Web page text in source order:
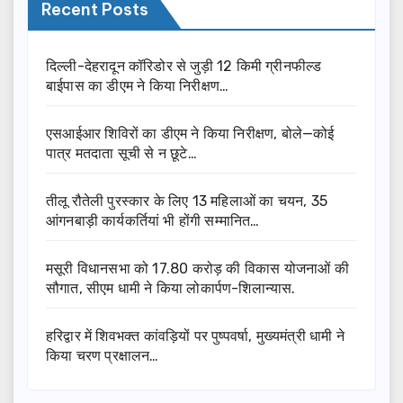
Recent Posts
दिल्ली-देहरादून कॉरिडोर से जुड़ी 12 किमी ग्रीनफील्ड
बाईपास का डीएम ने किया निरीक्षण…
एसआईआर शिविरों का डीएम ने किया निरीक्षण, बोले—कोई
पात्र मतदाता सूची से न छूटे…
तीलू रौतेली पुरस्कार के लिए 13 महिलाओं का चयन, 35
आंगनबाड़ी कार्यकर्तियां भी होंगी सम्मानित…
मसूरी विधानसभा को 17.80 करोड़ की विकास योजनाओं की
सौगात, सीएम धामी ने किया लोकार्पण-शिलान्यास.
हरिद्वार में शिवभक्त कांवड़ियों पर पुष्पवर्षा, मुख्यमंत्री धामी ने
किया चरण प्रक्षालन…